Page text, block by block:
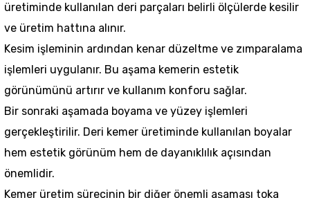
üretiminde kullanılan deri parçaları belirli ölçülerde kesilir
ve üretim hattına alınır.
Kesim işleminin ardından kenar düzeltme ve zımparalama
işlemleri uygulanır. Bu aşama kemerin estetik
görünümünü artırır ve kullanım konforu sağlar.
Bir sonraki aşamada boyama ve yüzey işlemleri
gerçekleştirilir. Deri kemer üretiminde kullanılan boyalar
hem estetik görünüm hem de dayanıklılık açısından
önemlidir.
Kemer üretim sürecinin bir diğer önemli aşaması toka